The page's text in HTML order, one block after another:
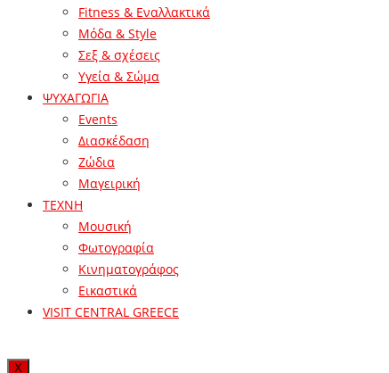
Fitness & Εναλλακτικά
Μόδα & Style
Σεξ & σχέσεις
Υγεία & Σώμα
ΨΥΧΑΓΩΓΙΑ
Events
Διασκέδαση
Ζώδια
Μαγειρική
ΤΕΧΝΗ
Μουσική
Φωτογραφία
Κινηματογράφος
Εικαστικά
VISIT CENTRAL GREECE
X